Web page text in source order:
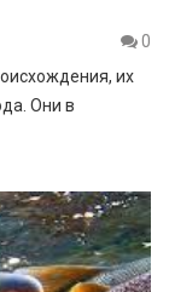
0
их
Они в